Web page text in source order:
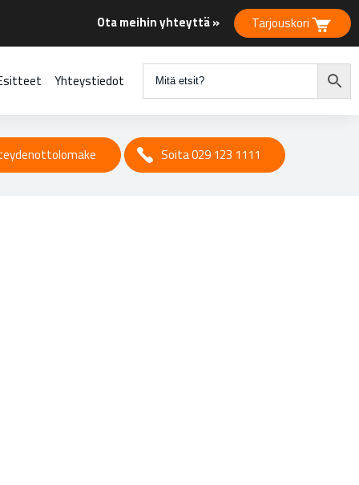
Ota meihin yhteyttä » Tarjouskori
Yhteystiedot
Soita 029 123 1111